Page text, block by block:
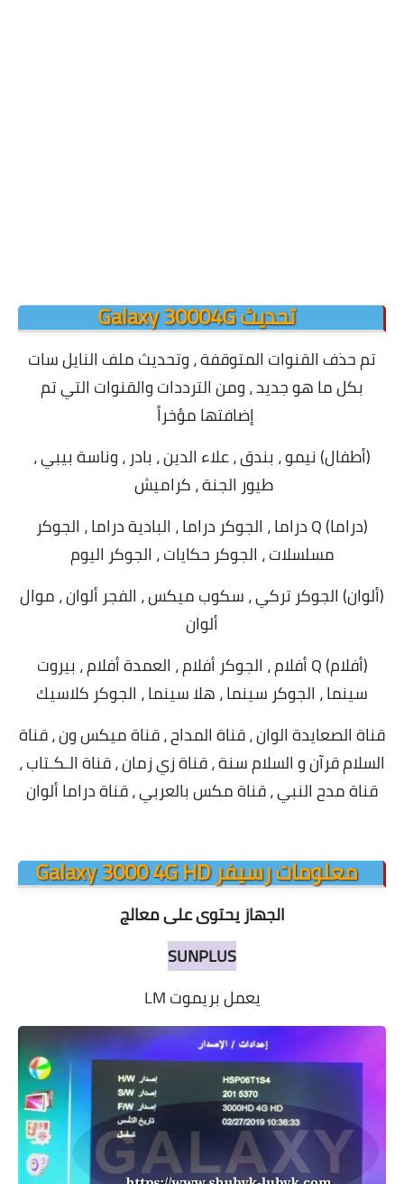
تحديث Galaxy 30004G
تم حذف القنوات المتوقفة ، وتحديث ملف النايل سات
بكل ما هو جديد ، ومن الترددات والقنوات التي تم
إضافتها مؤخراً
(أطفال) نيمو ، بندق ، علاء الدين ، بادر ، وناسة بيبي ،
طيور الجنة ، كراميش
(دراما) Q دراما ، الجوكر دراما ، البادية دراما ، الجوكر
مسلسلات ، الجوكر حكايات ، الجوكر اليوم
(ألوان) الجوكر تركي ، سكوب ميكس ، الفجر ألوان ، موال
ألوان
(أفلام) Q أفلام ، الجوكر أفلام ، العمدة أفلام ، بيروت
سينما ، الجوكر سينما ، هلا سينما ، الجوكر كلاسيك
قناة الصعايدة الوان ، قناة المداح ، قناة ميكس ون ، قناة
السلام قرآن و السلام سنة ، قناة زي زمان ، قناة الـكـتاب ،
قناة مدح النبي ، قناة مكس بالعربي ، قناة دراما ألوان
معلومات رسيفر Galaxy 3000 4G HD
الجهاز يحتوى على معالج
SUNPLUS
يعمل بريموت LM